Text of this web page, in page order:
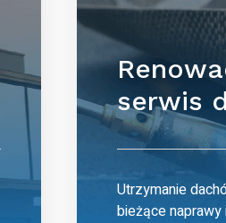
serwis
Utrzymanie
bieżące naprawy